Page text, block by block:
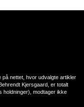
nettet, hvor udvalgte artikler
Kjersgaard, er totalt
modtager ikke